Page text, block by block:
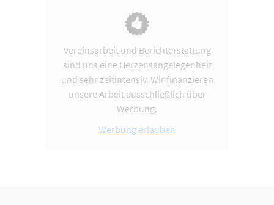
Vereinsarbeit und Berichterstattung
sind uns eine Herzensangelegenheit
und sehr zeitintensiv. Wir finanzieren
unsere Arbeit ausschließlich über
Werbung.
Werbung erlauben